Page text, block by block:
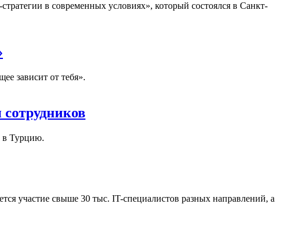
в современных условиях», который состоялся в Санкт-
зависит от тебя».
в Турцию.
участие свыше 30 тыс. IT-специалистов разных направлений, а